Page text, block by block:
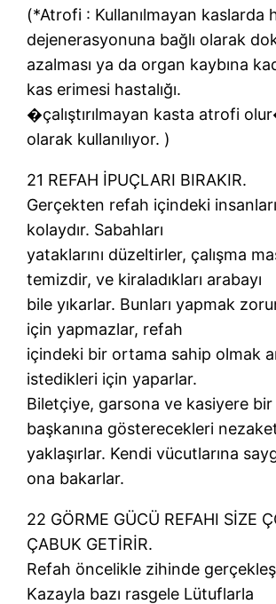
(*Atrofi : Kullanılmayan kaslarda
dejenerasyonuna bağlı olarak
azalması ya da organ kaybına
kas erimesi hastalığı.
�çalıştırılmayan kasta atrofi
olarak kullanılıyor. )
21 REFAH İPUÇLARI BIRAKIR.
Gerçekten refah içindeki
kolaydır. Sabahları
yataklarını düzeltirler, çalışma
temizdir, ve kiraladıkları arabayı
bile yıkarlar. Bunları yapmak
için yapmazlar, refah
içindeki bir ortama sahip olmak
istedikleri için yaparlar.
Biletçiye, garsona ve kasiyere
başkanına gösterecekleri
yaklaşırlar. Kendi vücutlarına
ona bakarlar.
22 GÖRME GÜCÜ REFAHI SİZE
ÇABUK GETİRİR.
Refah öncelikle zihinde
Kazayla bazı rasgele Lütuflarla